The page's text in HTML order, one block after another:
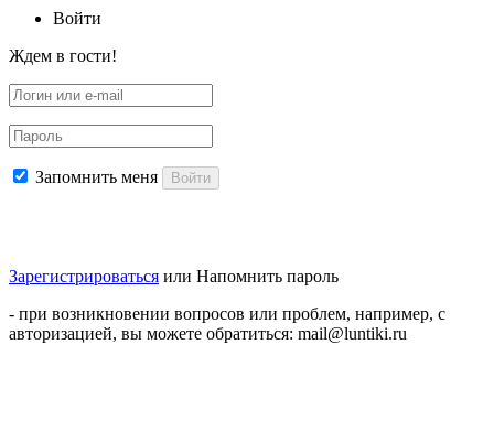
Войти
Ждем в гости!
Запомнить меня Войти
Зарегистрироваться или Напомнить пароль
- при возникновении вопросов или проблем, например, с
авторизацией, вы можете обратиться: mail@luntiki.ru